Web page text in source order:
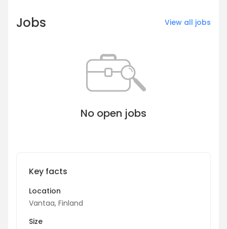
Jobs View all jobs
No open jobs
Key facts
Location
Vantaa, Finland
Size